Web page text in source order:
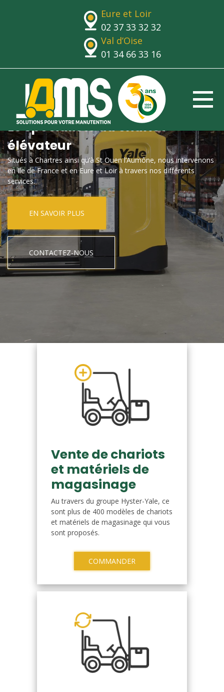
Eure et Loir
02 37 33 32 32
Val d’Oise
01 34 66 33 16
Le spécialiste du chariot
élévateur
Situés à Chartres ainsi qu’à St Ouen l’Aumône, nous intervenons
en Ile de France et en Eure et Loir à travers nos différents
services.
EN SAVOIR PLUS
CONTACTEZ-NOUS
Vente de chariots
et matériels de
magasinage
Au travers du groupe Hyster-Yale, ce
sont plus de 400 modèles de chariots
et matériels de magasinage qui vous
sont proposés.
COMMANDER